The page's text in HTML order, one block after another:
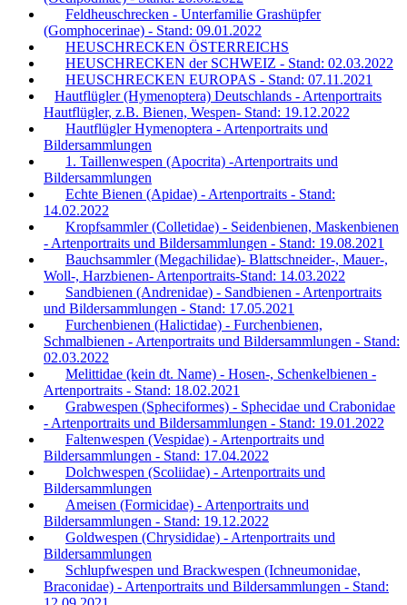
Feldheuschrecken - Unterfamilie Grashüpfer
(Gomphocerinae) - Stand: 09.01.2022
HEUSCHRECKEN ÖSTERREICHS
HEUSCHRECKEN der SCHWEIZ - Stand: 02.03.2022
HEUSCHRECKEN EUROPAS - Stand: 07.11.2021
Hautflügler (Hymenoptera) Deutschlands - Artenportraits
Hautflügler, z.B. Bienen, Wespen- Stand: 19.12.2022
Hautflügler Hymenoptera - Artenportraits und
Bildersammlungen
1. Taillenwespen (Apocrita) -Artenportraits und
Bildersammlungen
Echte Bienen (Apidae) - Artenportraits - Stand:
14.02.2022
Kropfsammler (Colletidae) - Seidenbienen, Maskenbienen
- Artenportraits und Bildersammlungen - Stand: 19.08.2021
Bauchsammler (Megachilidae)- Blattschneider-, Mauer-,
Woll-, Harzbienen- Artenportraits-Stand: 14.03.2022
Sandbienen (Andrenidae) - Sandbienen - Artenportraits
und Bildersammlungen - Stand: 17.05.2021
Furchenbienen (Halictidae) - Furchenbienen,
Schmalbienen - Artenportraits und Bildersammlungen - Stand:
02.03.2022
Melittidae (kein dt. Name) - Hosen-, Schenkelbienen -
Artenportraits - Stand: 18.02.2021
Grabwespen (Spheciformes) - Sphecidae und Crabonidae
- Artenportraits und Bildersammlungen - Stand: 19.01.2022
Faltenwespen (Vespidae) - Artenportraits und
Bildersammlungen - Stand: 17.04.2022
Dolchwespen (Scoliidae) - Artenportraits und
Bildersammlungen
Ameisen (Formicidae) - Artenportraits und
Bildersammlungen - Stand: 19.12.2022
Goldwespen (Chrysididae) - Artenportraits und
Bildersammlungen
Schlupfwespen und Brackwespen (Ichneumonidae,
Braconidae) - Artenportraits und Bildersammlungen - Stand: